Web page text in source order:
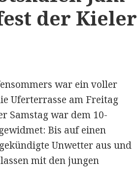
der Kieler
war ein voller
Uferterrasse am Freitag
Samstag war dem 10-
Bis auf einen
Unwetter aus und
mit den jungen